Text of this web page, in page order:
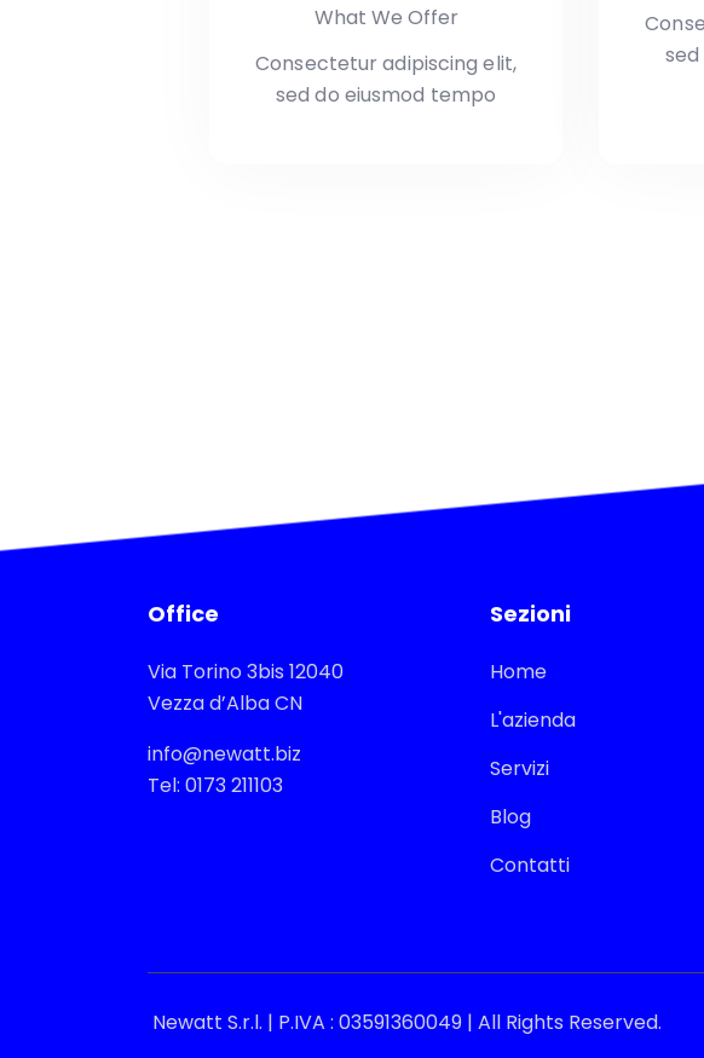
What We Offer
Consectetur adipiscing elit,
sed do eiusmod tempo
Office
Via Torino 3bis 12040
Vezza d’Alba CN
info@newatt.biz
Tel: 0173 211103
Sezioni
Home
L'azienda
Servizi
Blog
Contatti
Newatt S.r.l. | P.IVA : 03591360049 | All Rights Reserved.